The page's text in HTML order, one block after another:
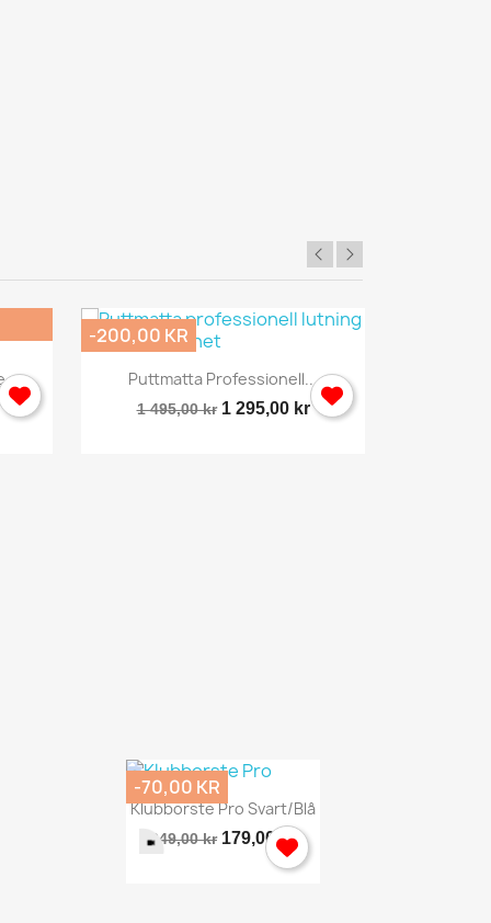
Snabbvy
Puttmatta Professionell...
1 495,00 kr 1 295,00 kr
-200,00 KR
Snabbvy
Klubborste Pro Svart/blå
249,00 kr 179,00 kr
-70,00 KR